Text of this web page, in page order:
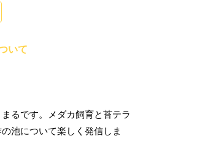
いて
るです。メダカ飼育と苔テラ
池について楽しく発信しま